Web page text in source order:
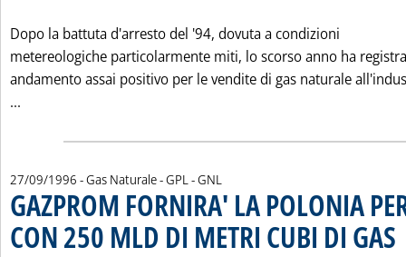
Dopo la battuta d'arresto del '94, dovuta a condizioni
metereologiche particolarmente miti, lo scorso anno ha
andamento assai positivo per le vendite di gas naturale
...
27/09/1996 - Gas Naturale - GPL - GNL
GAZPROM FORNIRA' LA POLONIA
CON 250 MLD DI METRI CUBI DI GAS